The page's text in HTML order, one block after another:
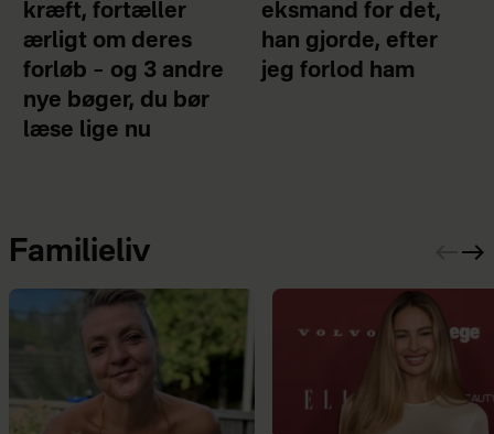
kræft, fortæller
ærligt om deres
forløb – og 3 andre
nye bøger, du bør
læse lige nu
eksmand for det,
han gjorde, efter
jeg forlod ham
Familieliv